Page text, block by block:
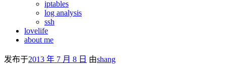
iptables
log analysis
ssh
lovelife
about me
发布于2013 年 7 月 8 日 由shang